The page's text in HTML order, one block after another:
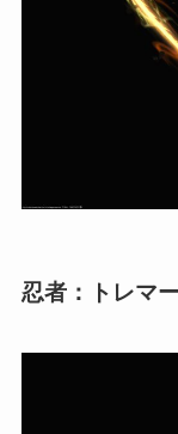
忍者：トレマ